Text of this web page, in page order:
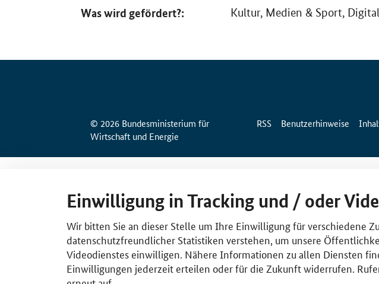
Was wird gefördert?: Kultur, Medien & Sport,
© 2026 Bundesministerium für
Wirtschaft und Energie
RSS Benutzerhinweise
Einwilligung in Tracking und / oder
Wir bitten Sie an dieser Stelle um Ihre Einwilligung für verschiedene
datenschutzfreundlicher Statistiken verstehen, um unsere
Videodienstes einwilligen. Nähere Informationen zu allen Diensten
Einwilligungen jederzeit erteilen oder für die Zukunft widerrufen.